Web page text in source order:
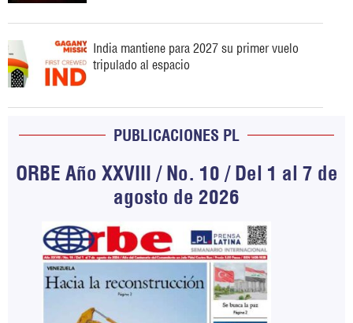
India mantiene para 2027 su primer vuelo
tripulado al espacio
PUBLICACIONES PL
ORBE Año XXVIII / No. 10 / Del 1 al 7 de
agosto de 2026